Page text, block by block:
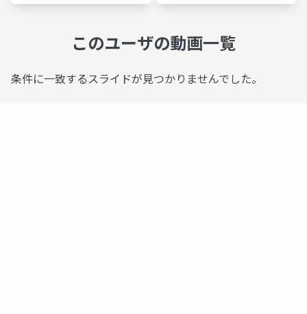
このユーザの動画一覧
条件に一致するスライドが見つかりませんでした。